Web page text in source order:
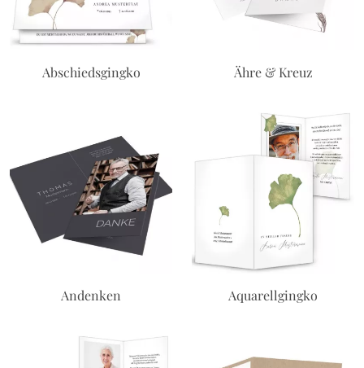
Abschiedsgingko Ähre & Kreuz
Andenken Aquarellgingko